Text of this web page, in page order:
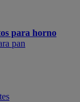
para horno
pan